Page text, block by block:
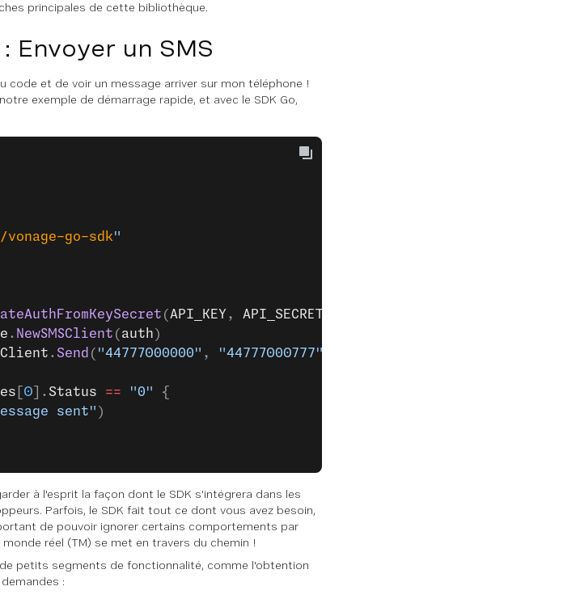
principales de cette bibliothèque.
Envoyer un SMS
code et de voir un message arriver sur mon téléphone !
exemple de démarrage rapide, et avec le SDK Go,
vonage-go-sdk"
( API_KEY , API_SECRET
. NewSMSClient ( auth )
. Send ( "44777000000" , "44777000777"
0 ]. Status == "0"
{
sent" )
à l'esprit la façon dont le SDK s'intégrera dans les
Parfois, le SDK fait tout ce dont vous avez besoin,
de pouvoir ignorer certains comportements par
réel (TM) se met en travers du chemin !
petits segments de fonctionnalité, comme l'obtention
: